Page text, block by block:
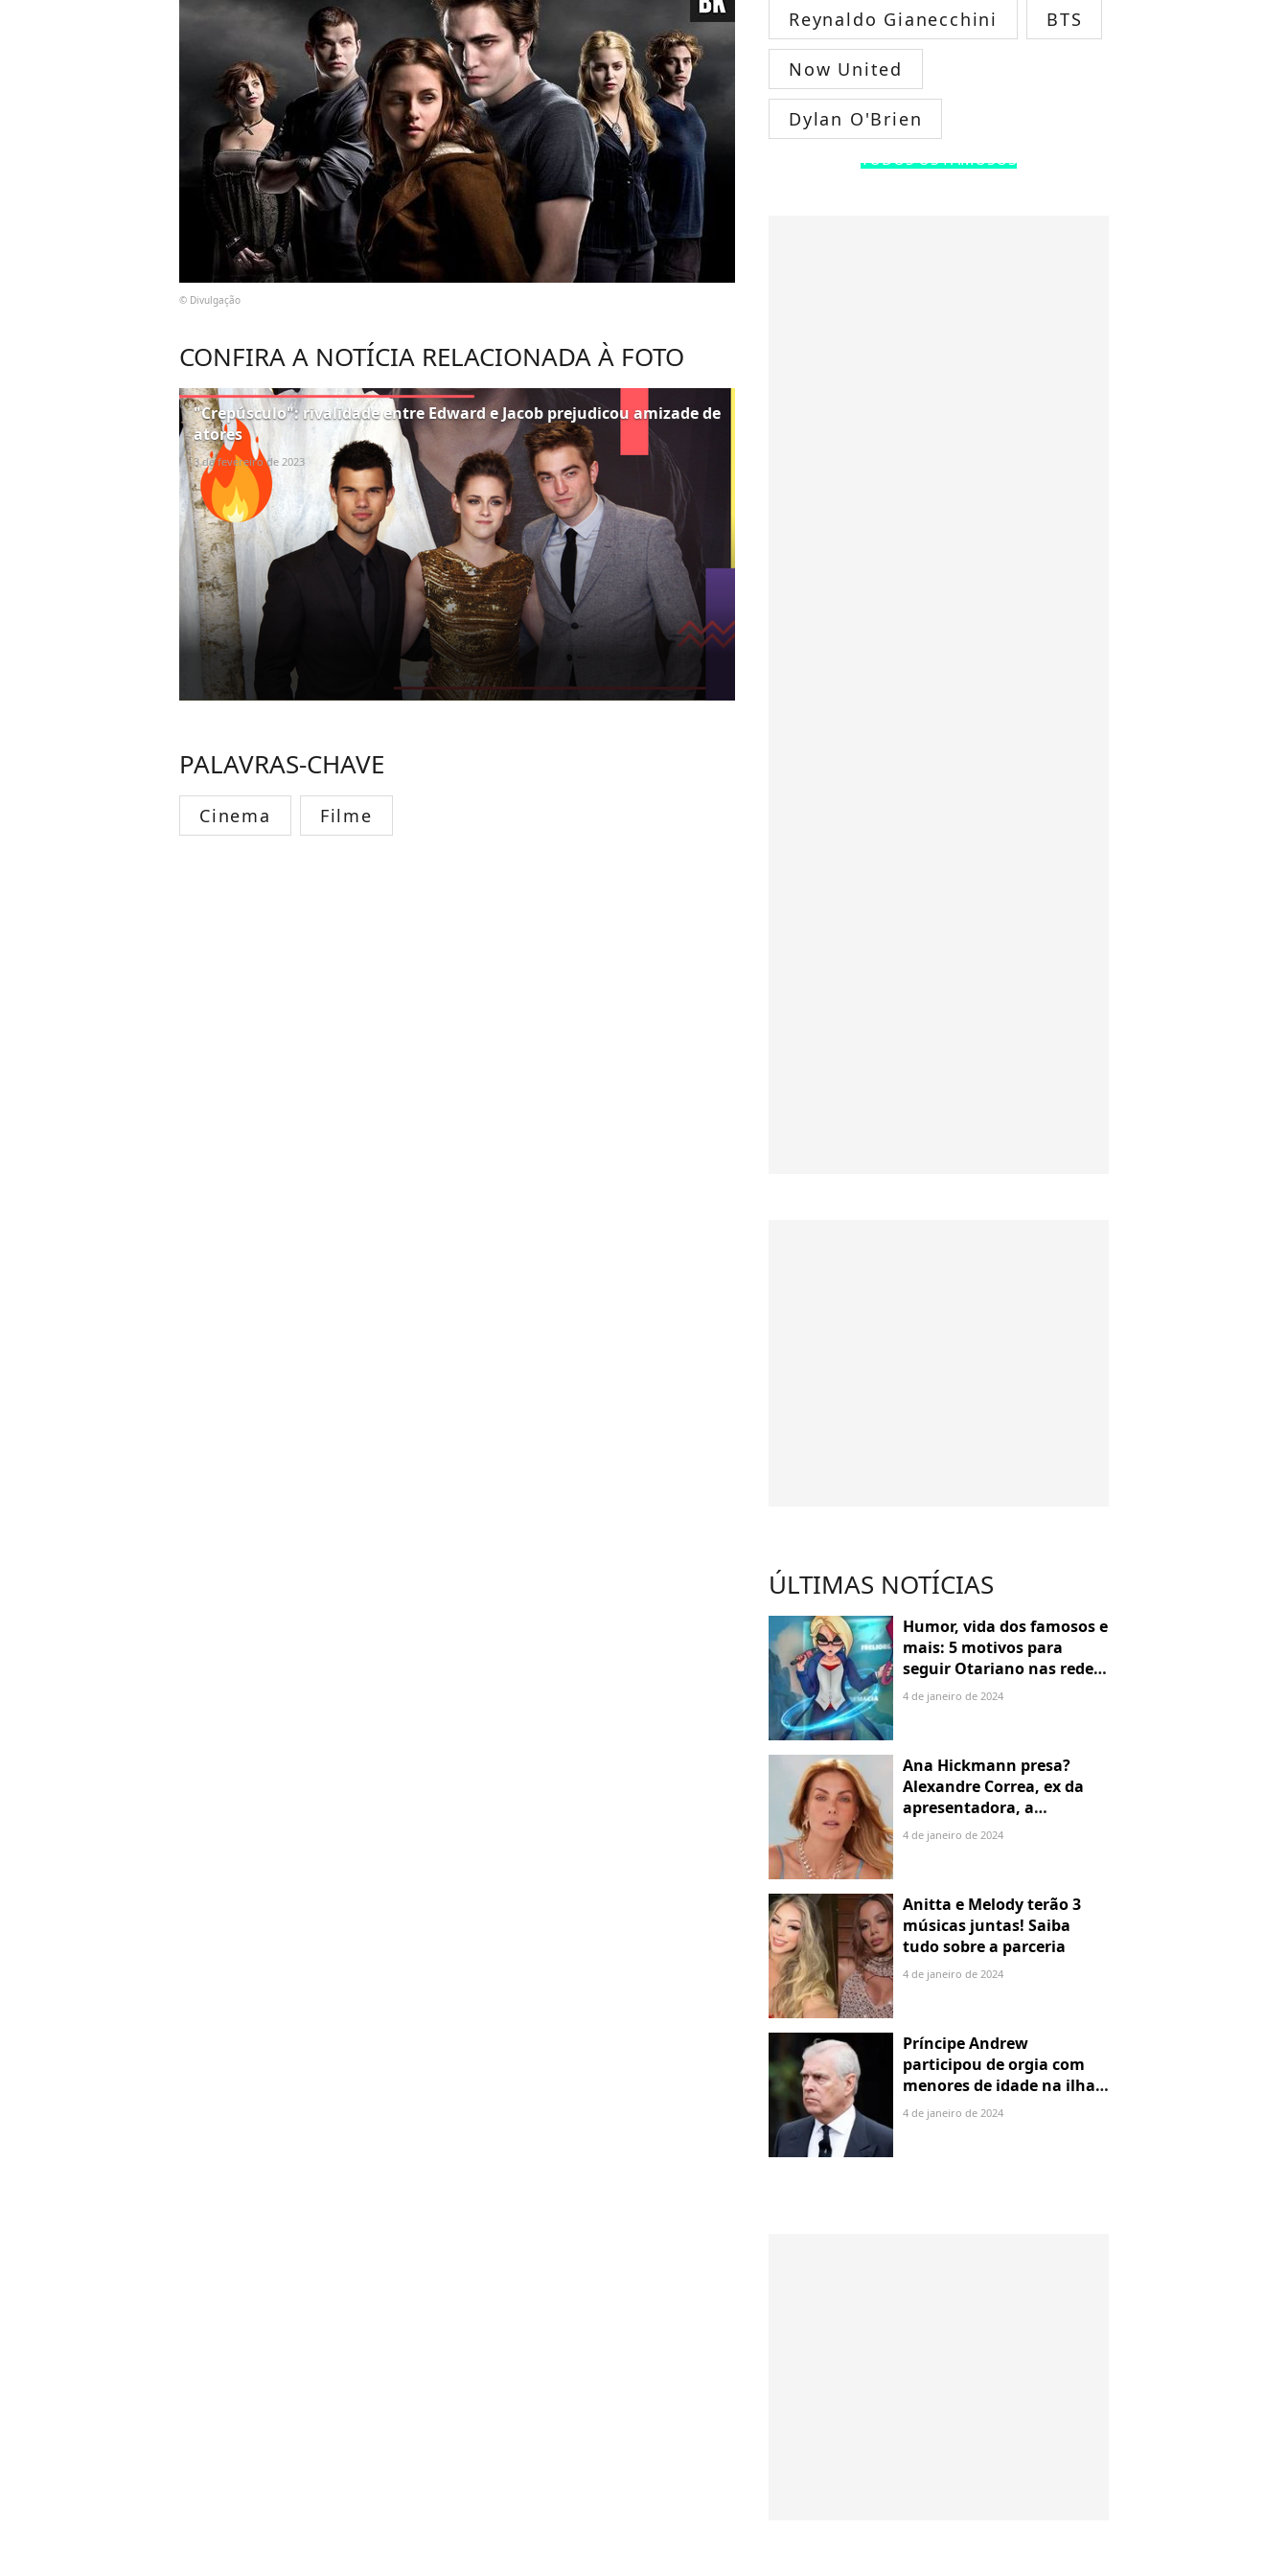
© Divulgação
CONFIRA A NOTÍCIA RELACIONADA À FOTO
"Crepúsculo": rivalidade entre Edward e Jacob prejudicou amizade de
atores
3 de fevereiro de 2023
PALAVRAS-CHAVE
Cinema Filme
Reynaldo Gianecchini BTS
Now United
Dylan O'Brien
TODOS OS FAMOSOS
ÚLTIMAS NOTÍCIAS
Humor, vida dos famosos e
mais: 5 motivos para
seguir Otariano nas redes
sociais
4 de janeiro de 2024
Ana Hickmann presa?
Alexandre Correa, ex da
apresentadora, a
denuncia por alienação
4 de janeiro de 2024
Anitta e Melody terão 3
músicas juntas! Saiba
tudo sobre a parceria
4 de janeiro de 2024
Príncipe Andrew
participou de orgia com
menores de idade na ilha
de Jeffrey Epstein, chefe de
4 de janeiro de 2024